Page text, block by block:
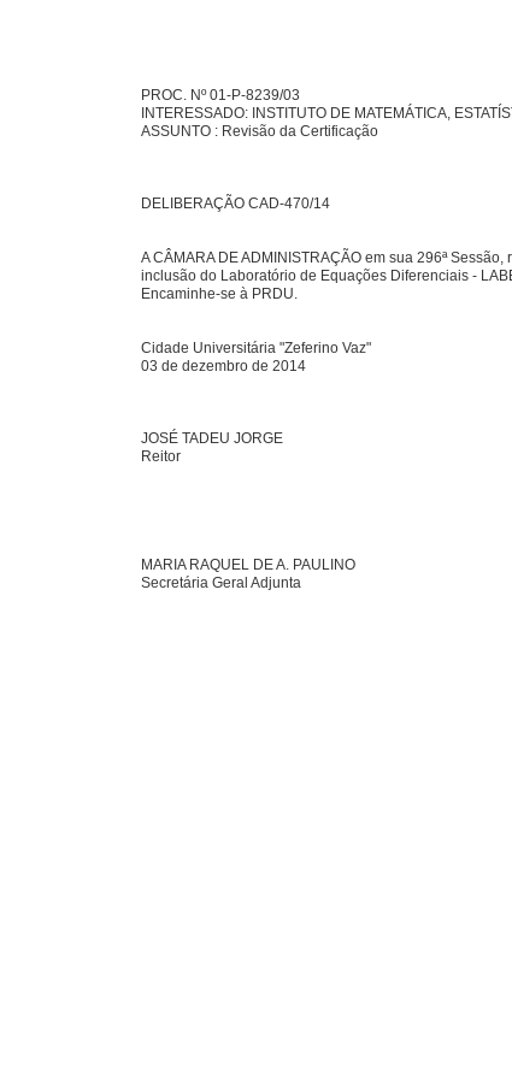
PROC. Nº 01-P-8239/03
INTERESSADO: INSTITUTO DE MATEMÁTICA,
ASSUNTO : Revisão da Certificação
DELIBERAÇÃO CAD-470/14
A CÂMARA DE ADMINISTRAÇÃO em sua 296ª
inclusão do Laboratório de Equações Diferenciais -
Encaminhe-se à PRDU.
Cidade Universitária "Zeferino Vaz"
03 de dezembro de 2014
JOSÉ TADEU JORGE
Reitor
MARIA RAQUEL DE A. PAULINO
Secretária Geral Adjunta